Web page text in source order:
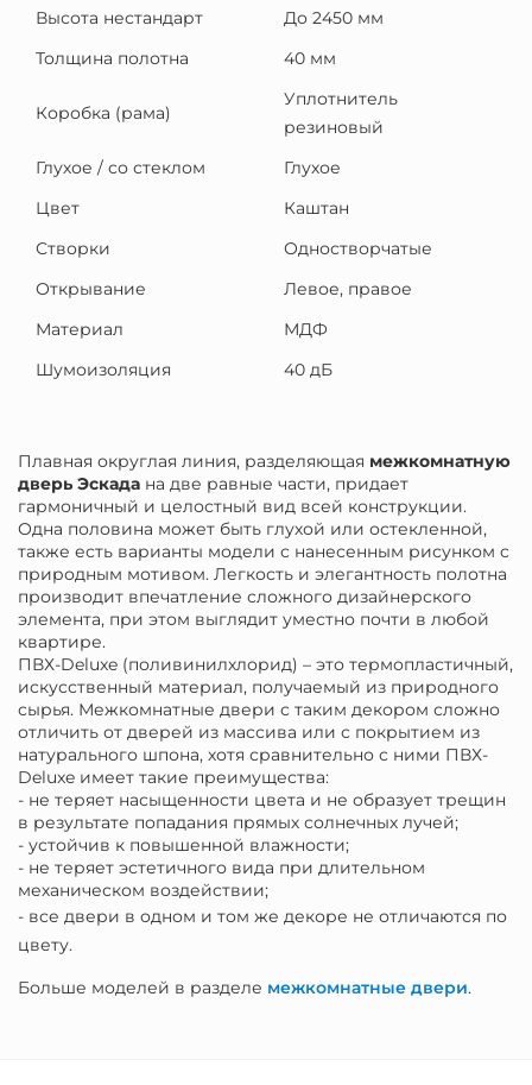
Высота нестандарт
До 2450 мм
Толщина полотна
40 мм
Коробка (рама)
Уплотнитель
резиновый
Глухое / со стеклом
Глухое
Цвет
Каштан
Створки
Одностворчатые
Открывание
Левое, правое
Материал
МДФ
Шумоизоляция
40 дБ
Плавная округлая линия, разделяющая межкомнатную
дверь Эскада на две равные части, придает
гармоничный и целостный вид всей конструкции.
Одна половина может быть глухой или остекленной,
также есть варианты модели с нанесенным рисунком с
природным мотивом. Легкость и элегантность полотна
производит впечатление сложного дизайнерского
элемента, при этом выглядит уместно почти в любой
квартире.
ПВХ-Deluxe (поливинилхлорид) – это термопластичный,
искусственный материал, получаемый из природного
сырья. Межкомнатные двери с таким декором сложно
отличить от дверей из массива или с покрытием из
натурального шпона, хотя сравнительно с ними ПВХ-
Deluxe имеет такие преимущества:
- не теряет насыщенности цвета и не образует трещин
в результате попадания прямых солнечных лучей;
- устойчив к повышенной влажности;
- не теряет эстетичного вида при длительном
механическом воздействии;
- все двери в одном и том же декоре не отличаются по
цвету.
Больше моделей в разделе межкомнатные двери.